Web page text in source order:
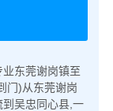
东莞谢岗镇至
门)从东莞谢岗
吴忠同心县,一